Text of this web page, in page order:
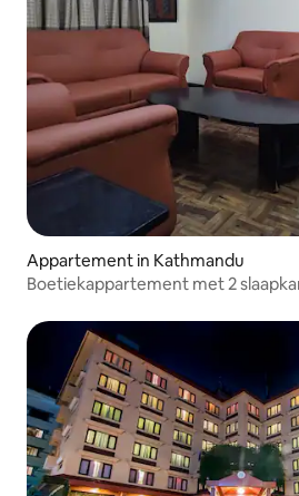
Appartement in Kathmandu
Boetiekappartement met 2